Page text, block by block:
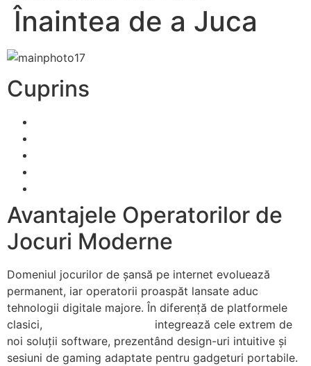
Înaintea de a Juca
Cuprins
Avantajele Operatorilor de
Jocuri Moderne
Domeniul jocurilor de șansă pe internet evoluează
permanent, iar operatorii proaspăt lansate aduc
tehnologii digitale majore. În diferență de platformele
clasici,
integrează cele extrem de
noi soluții software, prezentând design-uri intuitive și
sesiuni de gaming adaptate pentru gadgeturi portabile.